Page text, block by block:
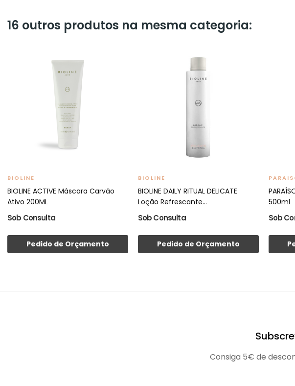
16 outros produtos na mesma categoria:
BIOLINE
BIOLINE ACTIVE Máscara Carvão
Ativo 200ML
Sob Consulta
Pedido de Orçamento
BIOLINE
BIOLINE DAILY RITUAL DELICATE
Loção Refrescante...
Sob Consulta
Pedido de Orçamento
500ml
Sob
Consiga 5€ de